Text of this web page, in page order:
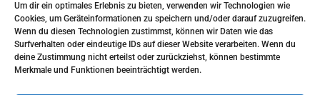
Um dir ein optimales Erlebnis zu bieten, verwenden wir Technologien wie
Cookies, um Geräteinformationen zu speichern und/oder darauf zuzugreifen.
Wenn du diesen Technologien zustimmst, können wir Daten wie das
Surfverhalten oder eindeutige IDs auf dieser Website verarbeiten. Wenn du
deine Zustimmung nicht erteilst oder zurückziehst, können bestimmte
Merkmale und Funktionen beeinträchtigt werden.